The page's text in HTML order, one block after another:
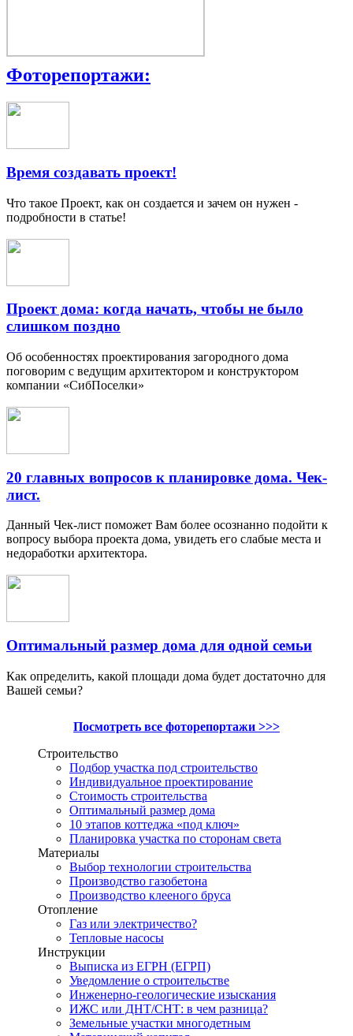
Фоторепортажи:
Время создавать проект!
Что такое Проект, как он создается и зачем он нужен -
подробности в статье!
Проект дома: когда начать, чтобы не было
слишком поздно
Об особенностях проектирования загородного дома
поговорим с ведущим архитектором и конструктором
компании «СибПоселки»
20 главных вопросов к планировке дома. Чек-
лист.
Данный Чек-лист поможет Вам более осознанно подойти к
вопросу выбора проекта дома, увидеть его слабые места и
недоработки архитектора.
Оптимальный размер дома для одной семьи
Как определить, какой площади дома будет достаточно для
Вашей семьи?
Посмотреть все фоторепортажи >>>
Строительство
Подбор участка под строительство
Индивидуальное проектирование
Стоимость строительства
Оптимальный размер дома
10 этапов коттеджа «под ключ»
Планировка участка по сторонам света
Материалы
Выбор технологии строительства
Производство газобетона
Производство клееного бруса
Отопление
Газ или электричество?
Тепловые насосы
Инструкции
Выписка из ЕГРН (ЕГРП)
Уведомление о строительстве
Инженерно-геологические изыскания
ИЖС или ДНТ/СНТ: в чем разница?
Земельные участки многодетным